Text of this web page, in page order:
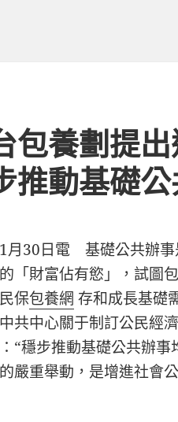
包養劃提
推動基礎
月30日電 基礎公共辦事
「財富佔有慾」，試圖
保包養網 存和成長基礎
共中心關于制訂公民經
“穩步推動基礎公共辦
嚴重舉動，是增進社會